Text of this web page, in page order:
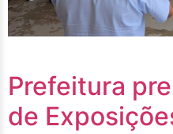
Prefeitura
de